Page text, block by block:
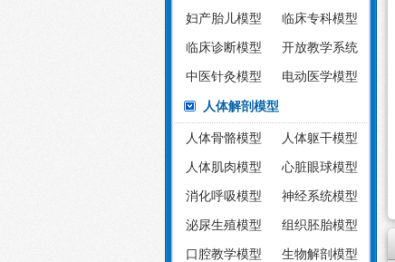
妇产胎儿模型
临床专科模型
临床诊断模型
开放教学系统
中医针灸模型
电动医学模型
人体解剖模型
人体骨骼模型
人体躯干模型
人体肌肉模型
心脏眼球模型
消化呼吸模型
神经系统模型
泌尿生殖模型
组织胚胎模型
口腔教学模型
生物解剖模型